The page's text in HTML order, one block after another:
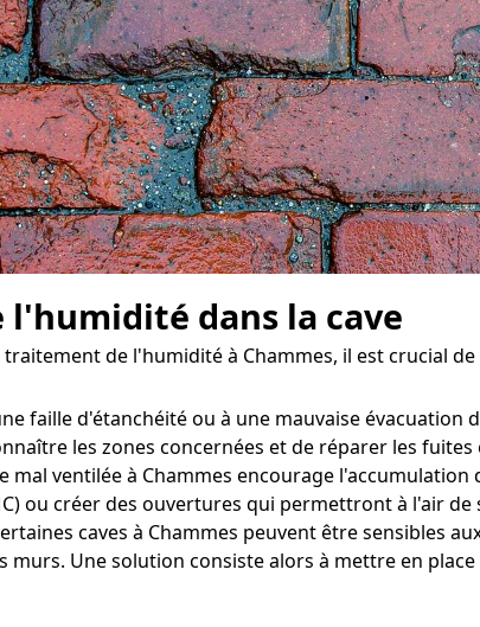
dans la cave
de l'humidité à Chammes, il est crucial
faille d'étanchéité ou à une mauvaise
les zones concernées et de réparer les fuites
mal ventilée à Chammes encourage
ou créer des ouvertures qui permettront à l'air de
caves à Chammes peuvent être sensibles
Une solution consiste alors à mettre en